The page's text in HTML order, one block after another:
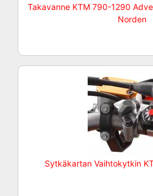
Takavanne KTM 790-1290
Norden
Sytkäkartan Vaihtokytkin